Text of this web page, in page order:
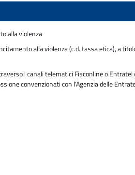
alla violenza
alla violenza (c.d. tassa etica), a
i canali telematici Fisconline o Entratel
convenzionati con l'Agenzia delle